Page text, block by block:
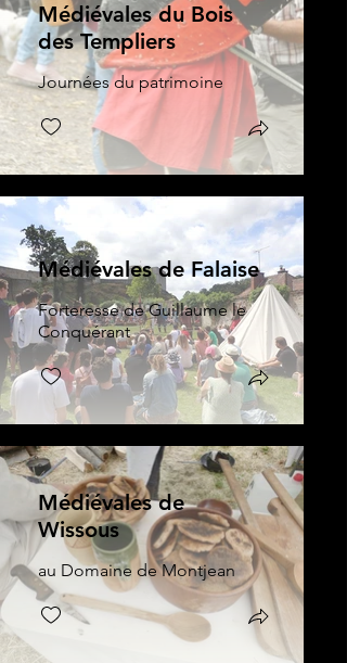
Médiévales du Bois
des Templiers
Journées du patrimoine
Médiévales de Falaise
Forteresse de Guillaume le
Conquérant
Médiévales de
Wissous
au Domaine de Montjean